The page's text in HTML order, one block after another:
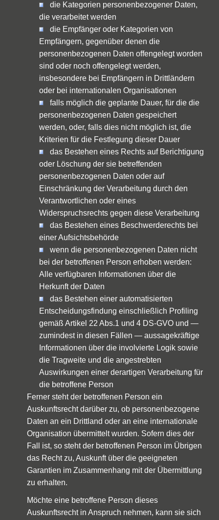
die Kategorien personenbezogener Daten,
die verarbeitet werden
die Empfänger oder Kategorien von
Empfängern, gegenüber denen die
personenbezogenen Daten offengelegt worden
sind oder noch offengelegt werden,
insbesondere bei Empfängern in Drittländern
oder bei internationalen Organisationen
falls möglich die geplante Dauer, für die die
personenbezogenen Daten gespeichert
werden, oder, falls dies nicht möglich ist, die
Kriterien für die Festlegung dieser Dauer
das Bestehen eines Rechts auf Berichtigung
oder Löschung der sie betreffenden
personenbezogenen Daten oder auf
Einschränkung der Verarbeitung durch den
Verantwortlichen oder eines
Widerspruchsrechts gegen diese Verarbeitung
das Bestehen eines Beschwerderechts bei
einer Aufsichtsbehörde
wenn die personenbezogenen Daten nicht
bei der betroffenen Person erhoben werden:
Alle verfügbaren Informationen über die
Herkunft der Daten
das Bestehen einer automatisierten
Entscheidungsfindung einschließlich Profiling
gemäß Artikel 22 Abs.1 und 4 DS-GVO und —
zumindest in diesen Fällen — aussagekräftige
Informationen über die involvierte Logik sowie
die Tragweite und die angestrebten
Auswirkungen einer derartigen Verarbeitung für
die betroffene Person
Ferner steht der betroffenen Person ein
Auskunftsrecht darüber zu, ob personenbezogene
Daten an ein Drittland oder an eine internationale
Organisation übermittelt wurden. Sofern dies der
Fall ist, so steht der betroffenen Person im Übrigen
das Recht zu, Auskunft über die geeigneten
Garantien im Zusammenhang mit der Übermittlung
zu erhalten.
Möchte eine betroffene Person dieses
Auskunftsrecht in Anspruch nehmen, kann sie sich